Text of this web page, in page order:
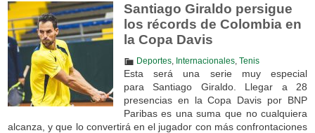
Santiago Giraldo persigue
los récords de Colombia en
la Copa Davis
Deportes, Internacionales, Tenis
Esta será una serie muy especial
para Santiago Giraldo. Llegar a 28
presencias en la Copa Davis por BNP
Paribas es una suma que no cualquiera
alcanza, y que lo convertirá en el jugador con más confrontaciones